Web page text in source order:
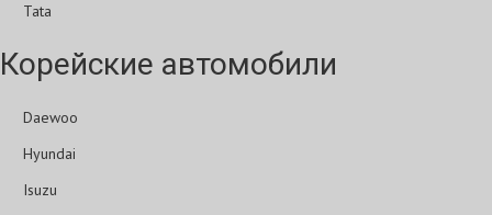
Tata
Корейские автомобили
Daewoo
Hyundai
Isuzu